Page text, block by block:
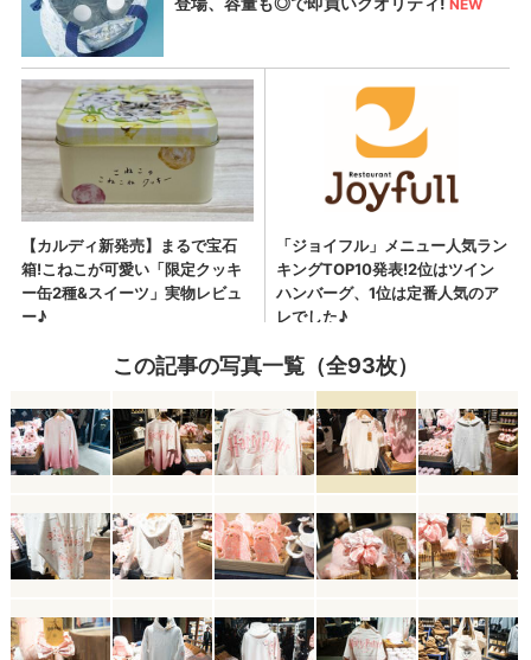
この記事の写真一覧（全93枚）